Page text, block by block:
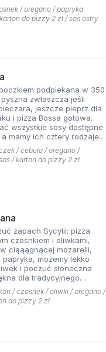
/ oregano / papryka
do pizzy 2 zł / sos ostry
podpiekana w 350
zwłaszcza jeśli
jeszcze pieprz dla
i pizza Bossa gotowa.
wszystkie sosy dostępne
mamy ich cztery rodzaje:
pomidorowy pikantny,
słodko-
w smaku.
/ cebula / oregano /
/ karton do pizzy 2 zł
czosnkiem i oliwkami,
ciąąągnącej mozarelli,
możemy lekko
i poczuć słoneczna
dla tradycyjnego
/ czosnek / oliwki / oregano /
do pizzy 2 zł